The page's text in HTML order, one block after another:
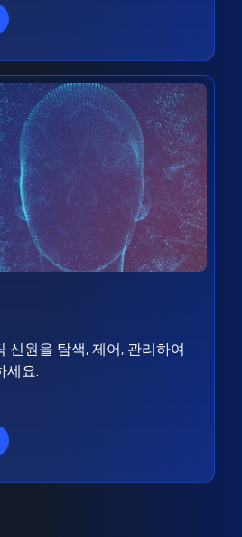
신원을 탐색, 제어, 관리하여
세요.